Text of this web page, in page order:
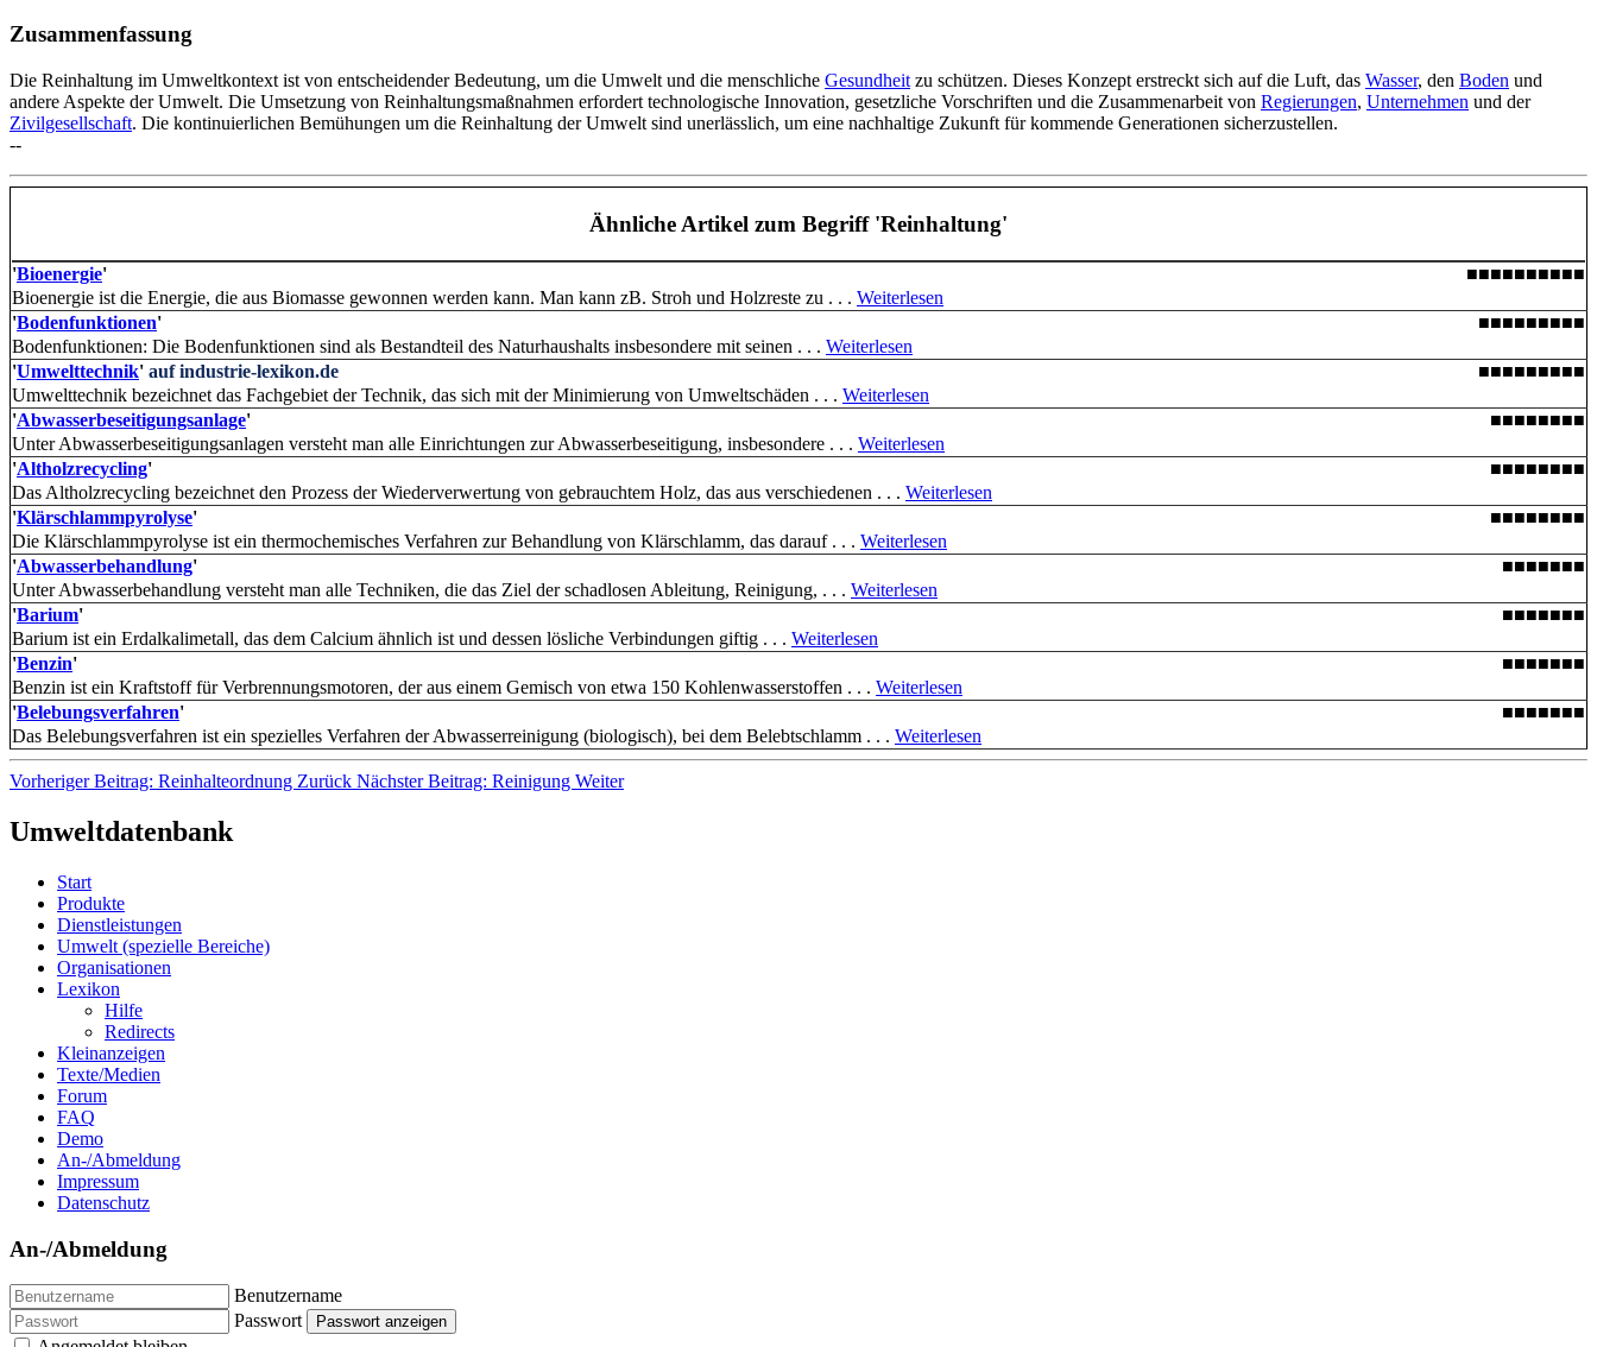
Zusammenfassung
Die Reinhaltung im Umweltkontext ist von entscheidender Bedeutung, um die Umwelt und die menschliche Gesundheit zu schützen. Dieses Konzept erstreckt sich auf die Luft, das Wasser, den Boden und
andere Aspekte der Umwelt. Die Umsetzung von Reinhaltungsmaßnahmen erfordert technologische Innovation, gesetzliche Vorschriften und die Zusammenarbeit von Regierungen, Unternehmen und der
Zivilgesellschaft. Die kontinuierlichen Bemühungen um die Reinhaltung der Umwelt sind unerlässlich, um eine nachhaltige Zukunft für kommende Generationen sicherzustellen.
--
Ähnliche Artikel zum Begriff 'Reinhaltung'
'Bioenergie'
■■■■■■■■■■
Bioenergie ist die Energie, die aus Biomasse gewonnen werden kann. Man kann zB. Stroh und Holzreste zu . . . Weiterlesen
'Bodenfunktionen'
■■■■■■■■■
Bodenfunktionen: Die Boden­funktionen sind als Bestandteil des Naturhaushalts insbesondere mit seinen . . . Weiterlesen
'Umwelttechnik' auf industrie-lexikon.de
■■■■■■■■■
Umwelttechnik bezeichnet das Fachgebiet der Technik, das sich mit der Minimierung von Umweltschäden . . . Weiterlesen
'Abwasserbeseitigungsanlage'
■■■■■■■■
Unter Abwasserbeseitigungsanlagen versteht man alle Einrichtungen zur Abwasserbeseitigung, insbesondere . . . Weiterlesen
'Altholzrecycling'
■■■■■■■■
Das Altholzrecycling bezeichnet den Prozess der Wiederverwertung von gebrauchtem Holz, das aus verschiedenen . . . Weiterlesen
'Klärschlammpyrolyse'
■■■■■■■■
Die Klärschlammpyrolyse ist ein thermochemisches Verfahren zur Behandlung von Klärschlamm, das darauf . . . Weiterlesen
'Abwasserbehandlung'
■■■■■■■
Unter Abwasserbehandlung versteht man alle Techniken, die das Ziel der schadlosen Ableitung, Reinigung, . . . Weiterlesen
'Barium'
■■■■■■■
Barium ist ein Erdalkalimetall, das dem Calcium ähnlich ist und dessen lösliche Verbindungen giftig . . . Weiterlesen
'Benzin'
■■■■■■■
Benzin ist ein Kraftstoff für Verbrennungsmotoren, der aus einem Gemisch von etwa 150 Kohlenwasserstoffen . . . Weiterlesen
'Belebungsverfahren'
■■■■■■■
Das Belebungsverfahren ist ein spezielles Verfahren der Abwasserreinigung (biologisch), bei dem Belebtschlamm . . . Weiterlesen
Vorheriger Beitrag: Reinhalteordnung Zurück Nächster Beitrag: Reinigung Weiter
Umweltdatenbank
Start
Produkte
Dienstleistungen
Umwelt (spezielle Bereiche)
Organisationen
Lexikon
Hilfe
Redirects
Kleinanzeigen
Texte/Medien
Forum
FAQ
Demo
An-/Abmeldung
Impressum
Datenschutz
An-/Abmeldung
Benutzername
Passwort
Passwort anzeigen